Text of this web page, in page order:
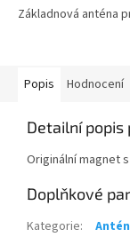
z
Základnová anténa
Popis Hodnocení
Detailní popis
Originální magnet
Doplňkové
Kategorie: